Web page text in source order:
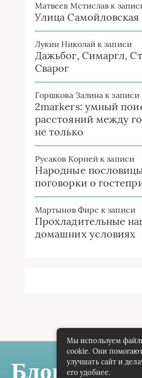
Матвеев Мстислав к
Улица Самойловская
Лукин Николай к записи
Дажьбог, Симаргл,
Сварог
Горшкова Залина к записи
2markers: умный
расстояний между
не только
Русаков Корней к записи
Народные
поговорки о
Мартынов Фирс к записи
Прохладительные
домашних условиях
Блог
Мы используем
cookie. Они
улучшать сайт и
его удобнее.